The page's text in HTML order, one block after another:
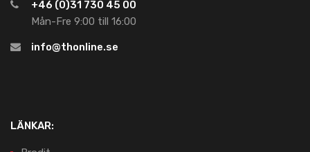
+46 (0)31 730 45 00
Mån-Fre 9:00 till 16:00
info@thonline.se
LÄNKAR: